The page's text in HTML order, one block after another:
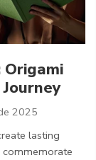
2025
lasting
commemorate